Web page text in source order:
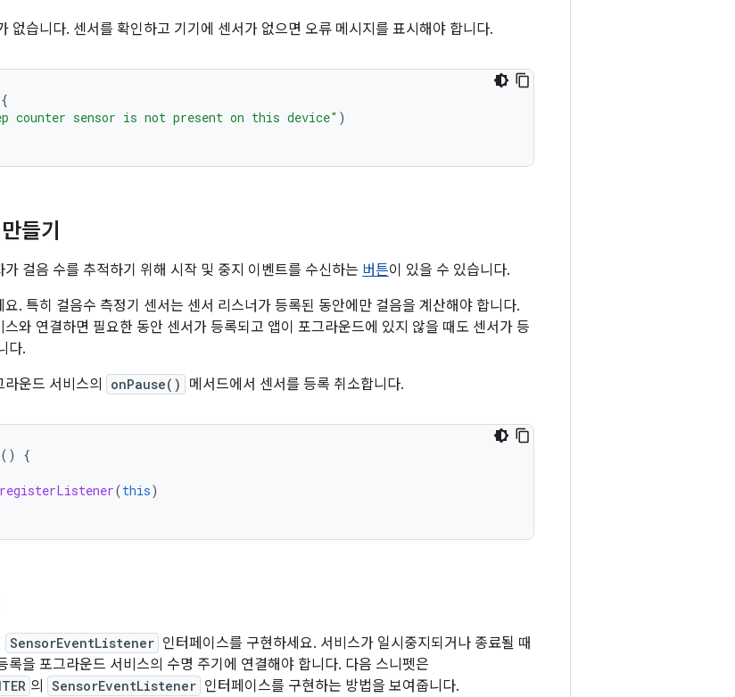
없습니다. 센서를 확인하고 기기에 센서가 없으면 오류 메시지를 표시해야 합니다.
{
counter sensor is not present on this device" )
들기
걸음 수를 추적하기 위해 시작 및 중지 이벤트를 수신하는 버튼이 있을 수 있습니다.
요. 특히 걸음수 측정기 센서는 센서 리스너가 등록된 동안에만 걸음을 계산해야 합니다.
와 연결하면 필요한 동안 센서가 등록되고 앱이 포그라운드에 있지 않을 때도 센서가 등
다.
운드 서비스의
onPause() 메서드에서 센서를 등록 취소합니다.
()
{
(this)
SensorEventListener 인터페이스를 구현하세요. 서비스가 일시중지되거나 종료될 때
록을 포그라운드 서비스의 수명 주기에 연결해야 합니다. 다음 스니펫은
의 SensorEventListener 인터페이스를 구현하는 방법을 보여줍니다.